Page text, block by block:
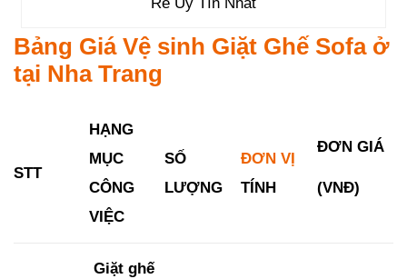
Bảng Giá Vệ sinh Giặt Ghế Sofa ở
tại Nha Trang
STT
HẠNG
MỤC
CÔNG
VIỆC
SỐ
LƯỢNG
ĐƠN VỊ
TÍNH
ĐƠN GIÁ
(VNĐ)
Giặt ghế